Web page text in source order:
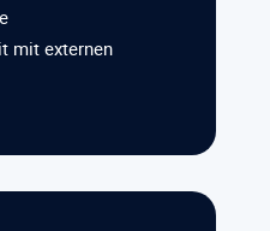
mit externen